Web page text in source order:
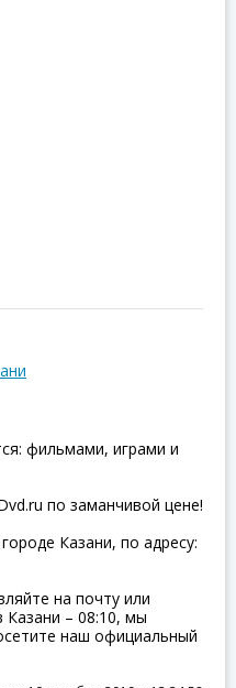
фильмами, играми и
по заманчивой цене!
Казани, по адресу:
на почту или
Казани – 08:10, мы
наш официальный